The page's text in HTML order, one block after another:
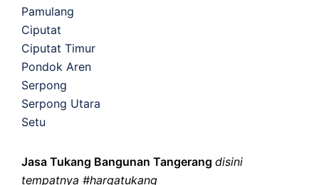
Pamulang
Ciputat
Ciputat Timur
Pondok Aren
Serpong
Serpong Utara
Setu
Jasa Tukang Bangunan Tangerang disini
tempatnya #hargatukang